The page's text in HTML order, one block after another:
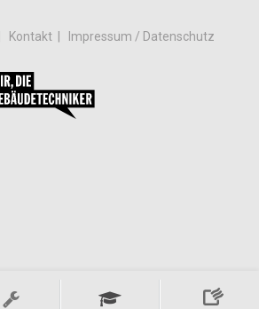
Kontakt Impressum / Datenschutz